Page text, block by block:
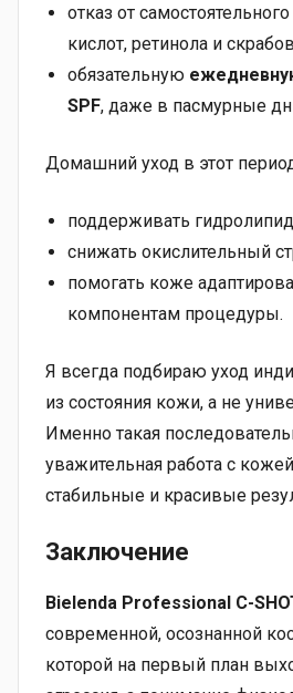
отказ от
кислот, ретинола и
обязательную
SPF, даже в пасмурные
Домашний уход в этот
поддерживать
снижать окислительный
помогать коже
компонентам процедуры.
Я всегда подбираю уход
из состояния кожи, а не
Именно такая
уважительная работа с
стабильные и красивые
Заключение
Bielenda Professional C-
современной, осознанной
которой на первый план